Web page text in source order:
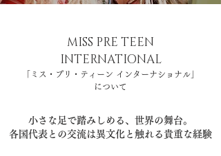
MISS PRE TEEN
INTERNATIONAL
「ミス・プリ・ティーン インターナショナル」
について
小さな足で踏みしめる、世界の舞台。
各国代表との交流は異文化と触れる貴重な経験